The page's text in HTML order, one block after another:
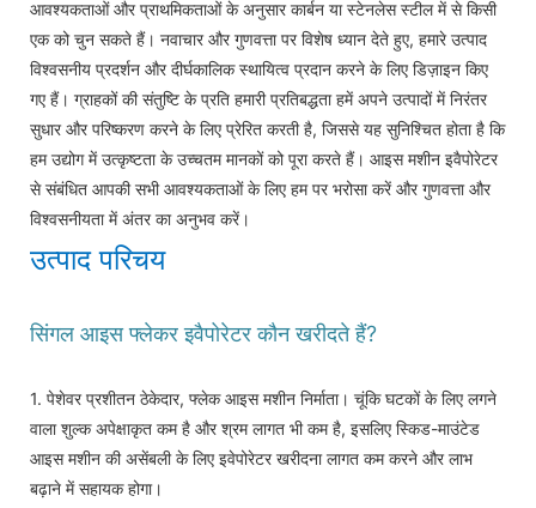
आवश्यकताओं और प्राथमिकताओं के अनुसार कार्बन या स्टेनलेस स्टील में से किसी
एक को चुन सकते हैं। नवाचार और गुणवत्ता पर विशेष ध्यान देते हुए, हमारे उत्पाद
विश्वसनीय प्रदर्शन और दीर्घकालिक स्थायित्व प्रदान करने के लिए डिज़ाइन किए
गए हैं। ग्राहकों की संतुष्टि के प्रति हमारी प्रतिबद्धता हमें अपने उत्पादों में निरंतर
सुधार और परिष्करण करने के लिए प्रेरित करती है, जिससे यह सुनिश्चित होता है कि
हम उद्योग में उत्कृष्टता के उच्चतम मानकों को पूरा करते हैं। आइस मशीन इवैपोरेटर
से संबंधित आपकी सभी आवश्यकताओं के लिए हम पर भरोसा करें और गुणवत्ता और
विश्वसनीयता में अंतर का अनुभव करें।
उत्पाद परिचय
सिंगल आइस फ्लेकर इवैपोरेटर कौन खरीदते हैं?
1. पेशेवर प्रशीतन ठेकेदार, फ्लेक आइस मशीन निर्माता। चूंकि घटकों के लिए लगने
वाला शुल्क अपेक्षाकृत कम है और श्रम लागत भी कम है, इसलिए स्किड-माउंटेड
आइस मशीन की असेंबली के लिए इवेपोरेटर खरीदना लागत कम करने और लाभ
बढ़ाने में सहायक होगा।